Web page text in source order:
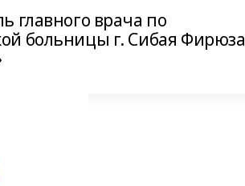
главного врача по
больницы г. Сибая Фирюза